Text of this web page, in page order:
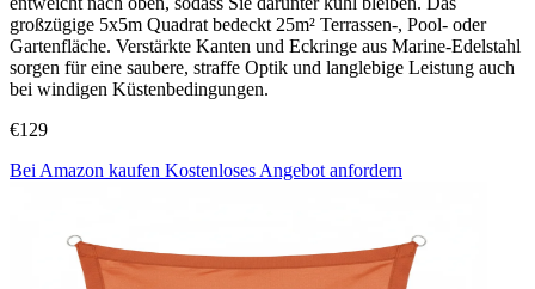
großzügige 5x5m Quadrat bedeckt 25m² Terrassen-, Pool- oder
Gartenfläche. Verstärkte Kanten und Eckringe aus Marine-Edelstahl
sorgen für eine saubere, straffe Optik und langlebige Leistung auch
bei windigen Küstenbedingungen.
€129
Bei Amazon kaufen Kostenloses Angebot anfordern